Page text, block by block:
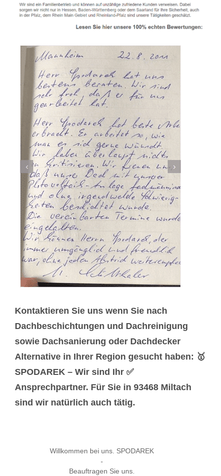
Kontaktieren Sie uns wenn Sie nach
Dachbeschichtungen und Dachreinigung
sowie Dachsanierung oder Dachdecker
Alternative in Ihrer Region gesucht haben: 🥇
SPODAREK – Wir sind Ihr ✅
Ansprechpartner. Für Sie in 93468 Miltach
sind wir natürlich auch tätig.
Willkommen bei uns. SPODAREK
-
Beauftragen Sie uns.